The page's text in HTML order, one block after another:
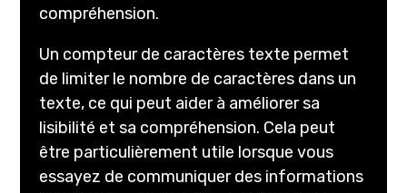
compréhension.
Un compteur de caractères texte permet
de limiter le nombre de caractères dans un
texte, ce qui peut aider à améliorer sa
lisibilité et sa compréhension. Cela peut
être particulièrement utile lorsque vous
essayez de communiquer des informations